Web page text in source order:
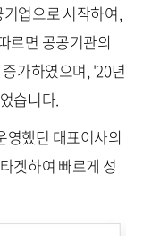
업으로 시작하여,
르면 공공기관의
가하였으며, '20년
습니다.
영했던 대표이사의
겟하여 빠르게 성